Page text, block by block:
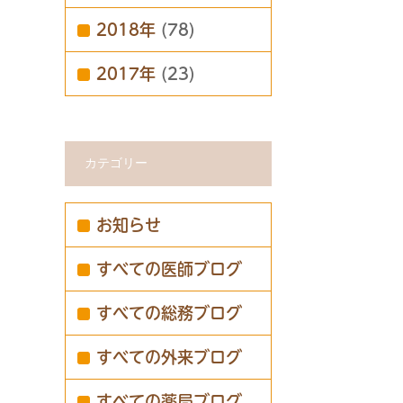
2018年 (78)
2017年 (23)
カテゴリー
お知らせ
すべての医師ブログ
すべての総務ブログ
すべての外来ブログ